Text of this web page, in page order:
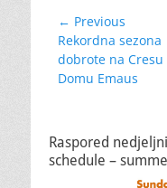
Navigacija
objava
← Previous
Previous
post:
Rekordna sezona
dobrote na Cresu
Domu Emaus
Raspored
schedule –